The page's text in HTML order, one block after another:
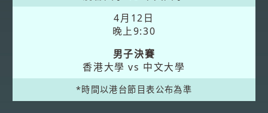
4月12日
晚上9:30
男子決賽
香港大學 vs 中文大學
*時間以港台節目表公布為準